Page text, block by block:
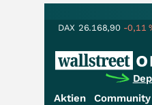
DAX 26.168,90 -0,11
Aktien Community